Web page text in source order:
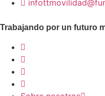
Trabajando por un futuro